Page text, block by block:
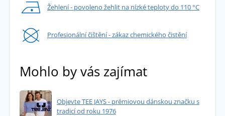
Žehlení - povoleno žehlit na nízké teploty do 110 °C
Profesionální čištění - zákaz chemického čistění
Mohlo by vás zajímat
Objevte TEE JAYS - prémiovou dánskou značku s
tradicí od roku 1976